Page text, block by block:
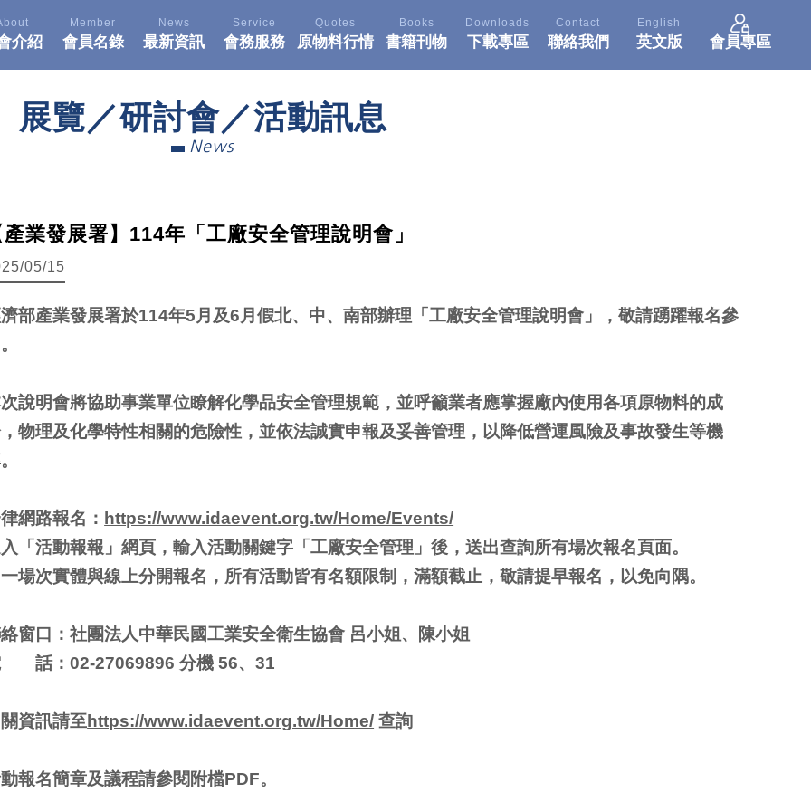
介紹
Member
會員名錄
News
最新資訊
Service
會務服務
Quotes
原物料行情
Books
書籍刊物
Downloads
下載專區
Contact
聯絡我們
English
英文版 會員專區
展覽／研討會／活動訊息
News
業發展署】114年「工廠安全管理說明會」
05/15
部產業發展署於114年5月及6月假北、中、南部辦理「工廠安全管理說明會」，敬請踴躍報名參
說明會將協助事業單位瞭解化學品安全管理規範，並呼籲業者應掌握廠內使用各項原物料的成
物理及化學特性相關的危險性，並依法誠實申報及妥善管理，以降低營運風險及事故發生等機
網路報名： https://www.idaevent.org.tw/Home/Events/
「活動報報」網頁，輸入活動關鍵字「工廠安全管理」後，送出查詢所有場次報名頁面。
場次實體與線上分開報名，所有活動皆有名額限制，滿額截止，敬請提早報名，以免向隅。
窗口：社團法人中華民國工業安全衛生協會 呂小姐、陳小姐
話：02-27069896 分機 56、31
資訊請至https://www.idaevent.org.tw/Home/ 查詢
報名簡章及議程請參閱附檔PDF。